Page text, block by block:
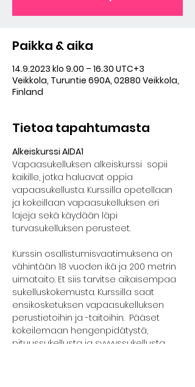
Paikka & aika
14.9.2023 klo 9.00 – 16.30 UTC+3
Veikkola, Turuntie 690A, 02880 Veikkola,
Finland
Tietoa tapahtumasta
Alkeiskurssi AIDA1
Vapaasukelluksen alkeiskurssi  sopii
kaikille, jotka haluavat oppia
vapaasukellusta. Kurssilla opetellaan
ja kokeillaan vapaasukelluksen eri
lajeja sekä käydään läpi
turvasukelluksen perusteet.
Kurssin osallistumisvaatimuksena on
vähintään 18 vuoden ikä ja 200 metrin
uimataito. Et siis tarvitse aikaisempaa
sukelluskokemusta. Kurssilla saat
ensikosketuksen vapaasukelluksen
perustietoihin ja -taitoihin.  Pääset
kokeilemaan hengenpidätystä,
pituussukellusta ja syvyyssukellusta